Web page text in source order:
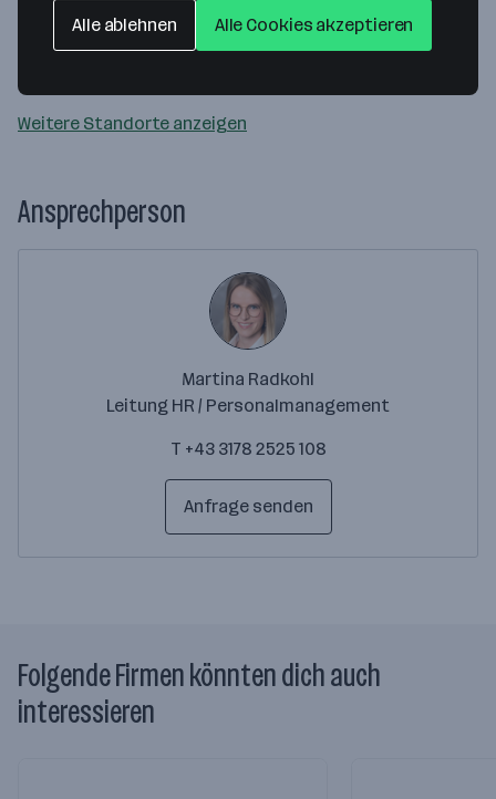
8181 Sankt Ruprecht an der Raab — Route berechnen
Weitere Standorte anzeigen
Ansprechperson
Martina Radkohl
Leitung HR / Personalmanagement
T +43 3178 2525 108
Anfrage senden
Folgende Firmen könnten dich auch
interessieren
Alle ablehnen Alle Cookies akzeptieren